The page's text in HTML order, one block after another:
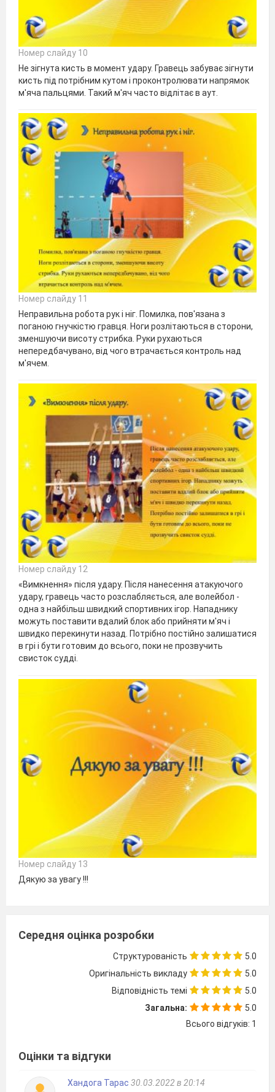
Номер слайду 10
Не зігнута кисть в момент удару. Гравець забуває зігнути
кисть під потрібним кутом і проконтролювати напрямок
м'яча пальцями. Такий м'яч часто відлітає в аут.
Номер слайду 11
Неправильна робота рук і ніг. Помилка, пов'язана з
поганою гнучкістю гравця. Ноги розлітаються в сторони,
зменшуючи висоту стрибка. Руки рухаються
непередбачувано, від чого втрачається контроль над
м'ячем.
Номер слайду 12
«Вимкнення» після удару. Після нанесення атакуючого
удару, гравець часто розслабляється, але волейбол -
одна з найбільш швидкий спортивних ігор. Нападнику
можуть поставити вдалий блок або прийняти м'яч і
швидко перекинути назад. Потрібно постійно залишатися
в грі і бути готовим до всього, поки не прозвучить
свисток судді.
Номер слайду 13
Дякую за увагу !!!
Середня оцінка розробки
Структурованість
5.0
Оригінальність викладу
5.0
Відповідність темі
5.0
Загальна:
5.0
Всього відгуків: 1
Оцінки та відгуки
Хандога Тарас 30.03.2022 в 20:14